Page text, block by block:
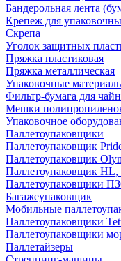
Бандерольная лента
Крепеж для
Скрепа
Уголок защитных
Пряжка пластиковая
Пряжка металлическая
Упаковочные
Фильтр-бумага для
Мешки
Упаковочное
Паллетоупаковщики
Паллетоупаковщик
Паллетоупаковщик
Паллетоупаковщик HL,
Паллетоупаковщики
Багажеупаковщик
Мобильные
Паллетоупаковщики
Паллетоупаковщики
Паллетайзеры